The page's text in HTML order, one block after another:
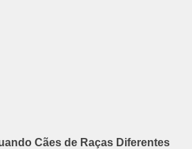
Cães de Raças Diferentes